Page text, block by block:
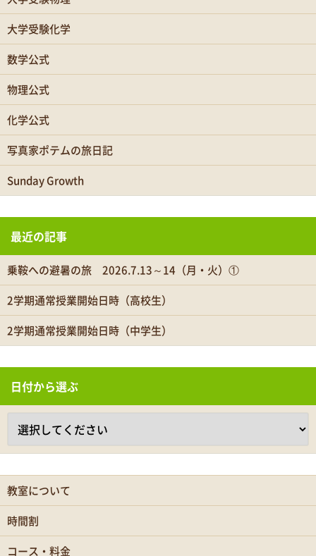
大学受験化学
数学公式
物理公式
化学公式
写真家ポテムの旅日記
Sunday Growth
最近の記事
乗鞍への避暑の旅 2026.7.13～14（月・火）①
2学期通常授業開始日時（高校生）
2学期通常授業開始日時（中学生）
日付から選ぶ
教室について
時間割
コース・料金